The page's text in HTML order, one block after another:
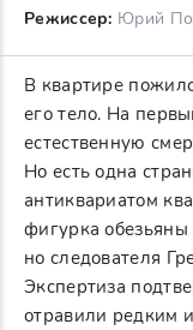
Режиссер: Юрий
В квартире
его тело. На
естественную
Но есть одна
антиквариатом
фигурка обезьяны
но следователя
Экспертиза
отравили редким